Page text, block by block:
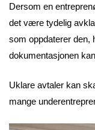
Dersom en
det være tydelig
som oppdaterer den,
dokumentasjonen
Uklare avtaler kan
mange